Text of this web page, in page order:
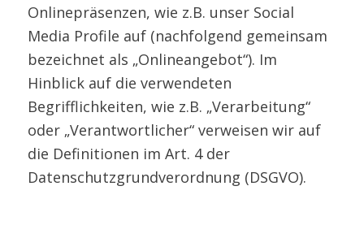
Onlinepräsenzen, wie z.B. unser Social
Media Profile auf (nachfolgend gemeinsam
bezeichnet als „Onlineangebot“). Im
Hinblick auf die verwendeten
Begrifflichkeiten, wie z.B. „Verarbeitung“
oder „Verantwortlicher“ verweisen wir auf
die Definitionen im Art. 4 der
Datenschutzgrundverordnung (DSGVO).